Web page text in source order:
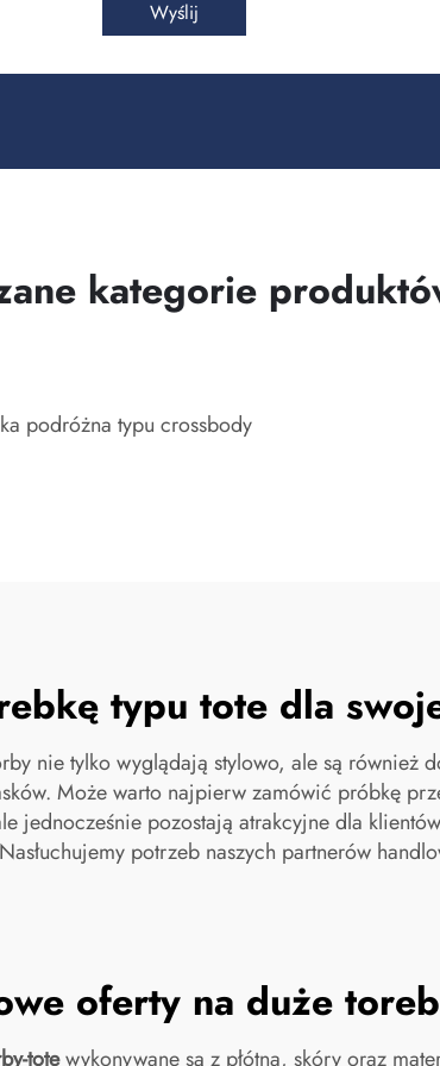
Wyślij
kategorie
podróżna typu crossbody
typu tote dla
nie tylko wyglądają stylowo, ale są również
Może warto najpierw zamówić próbkę
jednocześnie pozostają atrakcyjne dla
potrzeb naszych partnerów
oferty na duże
totewykonywane są z płótna, skóry oraz